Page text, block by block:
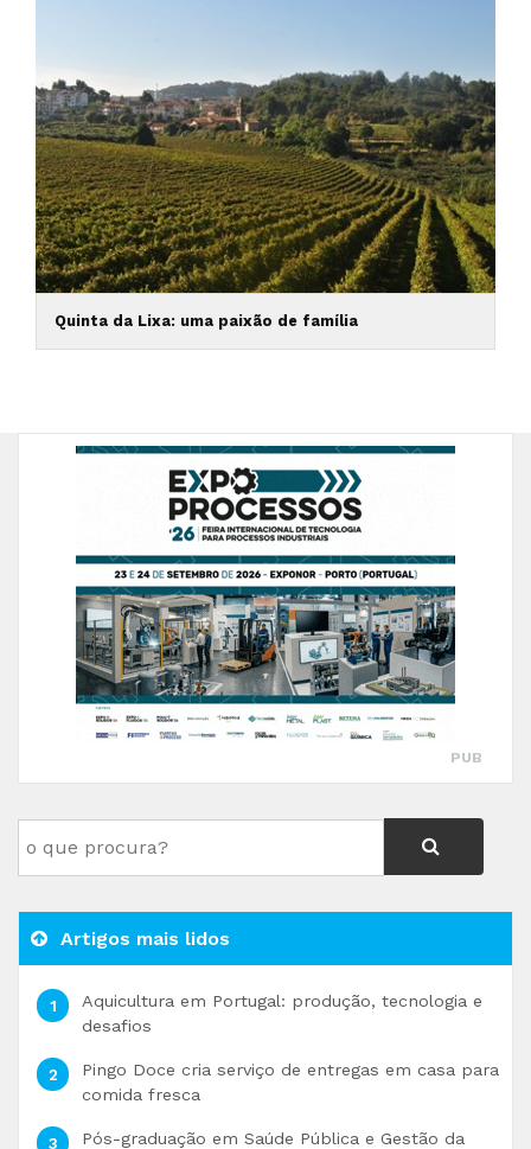
Quinta da Lixa: uma paixão de família
PUB
Artigos mais lidos
Aquicultura em Portugal: produção, tecnologia e
desafios
Pingo Doce cria serviço de entregas em casa para
comida fresca
Pós-graduação em Saúde Pública e Gestão da